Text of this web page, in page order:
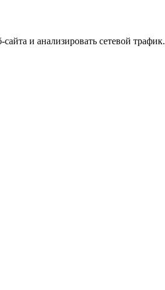
и анализировать сетевой трафик.